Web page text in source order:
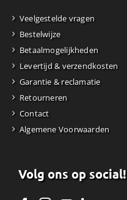
Veelgestelde vragen
Bestelwijze
Betaalmogelijkheden
Levertijd & verzendkosten
Garantie & reclamatie
Retourneren
Contact
Algemene Voorwaarden
Volg ons op social!